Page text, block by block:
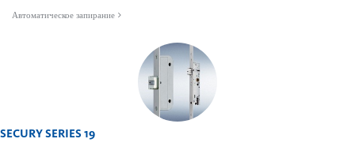
Автоматическое запирание
SECURY SERIES 19